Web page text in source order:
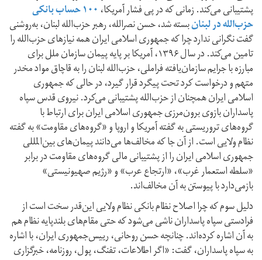
پشتیبانی می‌کند. زمانی که در پی فشار آمریکا، ۱۰۰ حساب بانکی
حزب‌الله در لبنانبسته شد، حسن نصرالله، رهبر حزب‌الله لبنان، به‌روشنی
گفت نگرانی ندارد چرا که جمهوری اسلامی ایران همه نیازهای حزب‌الله را
تامین می‌کند. در سال ۱۳۹۶، آمریکا بر پایه پیمان سازمان ملل برای
مبارزه با جرایم سازمان‌یافته فراملی، حزب‌الله لبنان را به قاچاق مواد مخدر
متهم و در‌خواست کرد تحت پیگرد قرار گیرد، در حالی‌ که جمهوری
اسلامی ایران همچنان از حزب‌الله پشتیبانی می‌کرد. نیروی قدس سپاه
پاسداران بازوی برون‌مرزی جمهوری اسلامی ایران برای ارتباط با
گروه‌های تروریستی به گفته آمریکا و اروپا و «گروه‌های مقاومت» به گفته
نظام ولایی است. از آن جا که مخالف‌ها می‌دانند پیمان‌های بین‌المللی
جمهوری اسلامی ایران را از پشتیبانی مالی گروه‌های مقاومت در برابر
«سلطه استعمار غرب»، «ارتجاع عرب» و «رژیم صهیونیستی»
باز‌می‌دارد با پیوستن به آن مخالف‌اند.
دلیل سوم که چرا اصلاح نظام بانکی نظام ولایی این‌قدر سخت است از
فرادستی سپاه پاسداران ناشی می‌شود که حتی مقام‌های بلندپایه نظام هم
به آن اشاره کرده‌اند. چنانچه حسن روحانی، رییس‌جمهوری ایران، با اشاره
به سپاه پاسداران، گفت: «اگر اطلاعات، تفنگ، پول، روزنامه، خبرگزاری